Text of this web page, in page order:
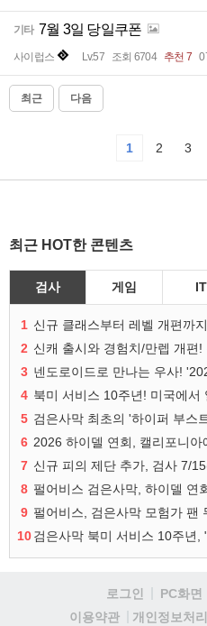
기타 7월 3일 당일쿠폰
사이럽스 Lv.57 조회 6704 추천 7
최근 다음
1 2 3
최근 HOT한 콘텐츠
검사 게임 IT
1
2 신캐 출시와 경험치/만렙 개편
3
4 북미 서비스 10주년! 미국에서
5 검은사막 최초의 '하이퍼 부스
6 2026 하이델 연회, 캘리포니아
7 신규 피의 제단 추가, 검사 7/
8 펄어비스 검은사막, 하이델 연
9
10
로그인 PC화면
이용약관
개인정보처